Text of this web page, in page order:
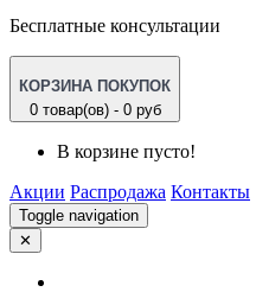
Бесплатные консультации
КОРЗИНА ПОКУПОК
0 товар(ов) - 0 руб
В корзине пусто!
Акции Распродажа Контакты
Toggle navigation
✕